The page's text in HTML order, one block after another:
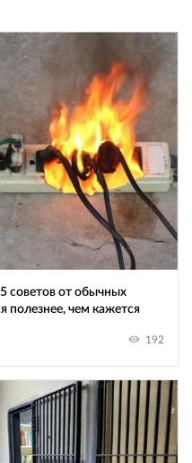
советов от обычных
полезнее, чем кажется
192